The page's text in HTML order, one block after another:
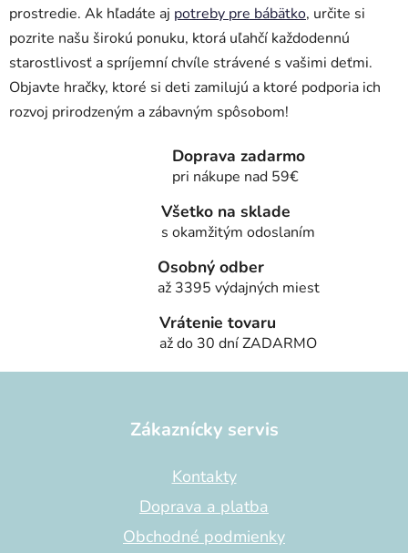
prostredie. Ak hľadáte aj potreby pre bábätko, určite si
pozrite našu širokú ponuku, ktorá uľahčí každodennú
starostlivosť a spríjemní chvíle strávené s vašimi deťmi.
Objavte hračky, ktoré si deti zamilujú a ktoré podporia ich
rozvoj prirodzeným a zábavným spôsobom!
Doprava zadarmo
pri nákupe nad 59€
Všetko na sklade
s okamžitým odoslaním
Osobný odber
až 3395 výdajných miest
Vrátenie tovaru
až do 30 dní ZADARMO
Zákaznícky servis
Kontakty
Doprava a platba
Obchodné podmienky